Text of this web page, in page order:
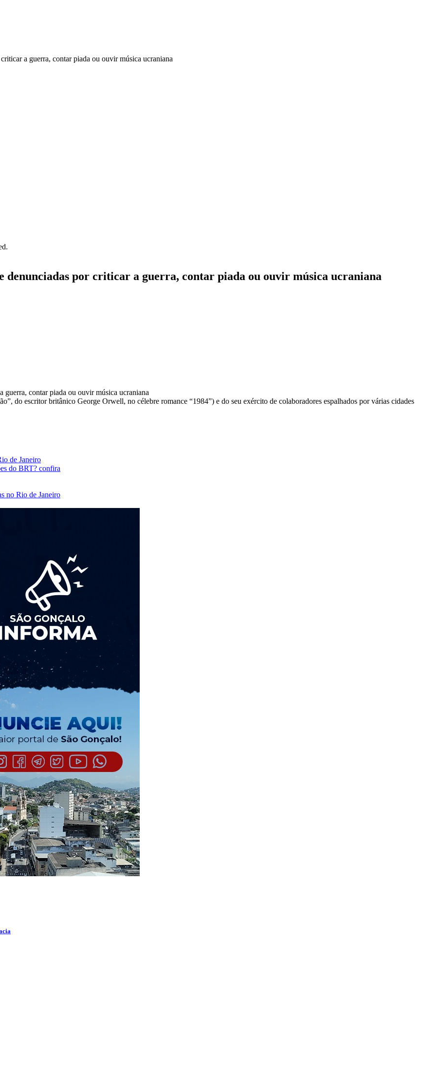
a guerra, contar piada ou ouvir música ucraniana
e denunciadas por criticar a guerra, contar piada ou ouvir música ucraniana
do escritor britânico George Orwell, no célebre romance “1984”) e do seu exército de colaboradores espalhados por várias cidades
de Janeiro
do BRT? confira
no Rio de Janeiro